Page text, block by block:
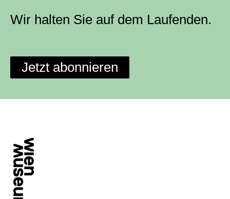
Wir halten Sie auf dem Laufenden.
Jetzt abonnieren